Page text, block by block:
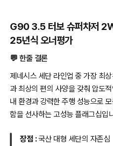
G90 3.5 터보 슈퍼차저
25년식 오너평가
💬 한줄 결론
제네시스 세단 라인업 중 가장 최
과 최상의 편의 사양을 갖춰 압도
내 환경과 강력한 주행 성능으로
함을 선사하는 고성능 플래그십입
장점 :국산 대형 세단의 자존심